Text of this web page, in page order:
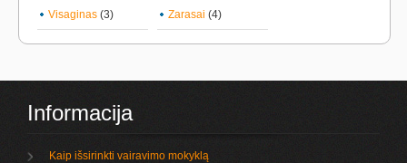
Visaginas (3) Zarasai (4)
Informacija
Kaip išsirinkti vairavimo mokyklą